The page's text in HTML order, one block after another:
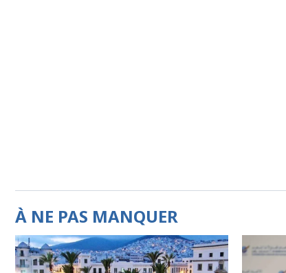
À NE PAS MANQUER